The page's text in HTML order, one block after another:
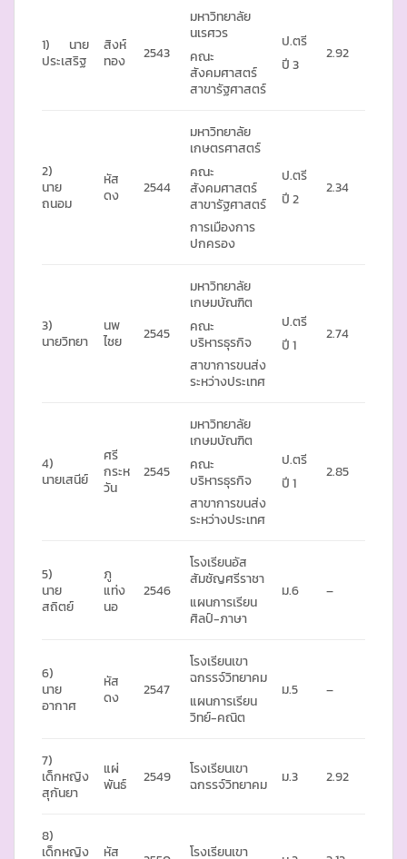
1) นาย
ประเสริฐ
สิงห์
ทอง
2543
มหาวิทยาลัย
นเรศวร
คณะ
สังคมศาสตร์
สาขารัฐศาสตร์
ป.ตรี
ปี 3
2.92
2)
นาย
ถนอม
หัส
ดง
2544
มหาวิทยาลัย
เกษตรศาสตร์
คณะ
สังคมศาสตร์
สาขารัฐศาสตร์
การเมืองการ
ปกครอง
ป.ตรี
ปี 2
2.34
3)
นายวิทยา
นพ
ไชย
2545
มหาวิทยาลัย
เกษมบัณฑิต
คณะ
บริหารธุรกิจ
สาขาการขนส่ง
ระหว่างประเทศ
ป.ตรี
ปี 1
2.74
4)
นายเสนีย์
ศรี
กระห
วัน
2545
มหาวิทยาลัย
เกษมบัณฑิต
คณะ
บริหารธุรกิจ
สาขาการขนส่ง
ระหว่างประเทศ
ป.ตรี
ปี 1
2.85
5)
นาย
สถิตย์
ภู
แท่ง
นอ
2546
โรงเรียนอัส
สัมชัญศรีราชา
แผนการเรียน
ศิลป์-ภาษา
ม.6 –
6)
นาย
อากาศ
หัส
ดง
2547
โรงเรียนเขา
ฉกรรจ์วิทยาคม
แผนการเรียน
วิทย์-คณิต
ม.5 –
7)
เด็กหญิง
สุกันยา
แผ่
พันธ์
2549
โรงเรียนเขา
ฉกรรจ์วิทยาคม
ม.3 2.92
8)
เด็กหญิง
หัส
โรงเรียนเขา